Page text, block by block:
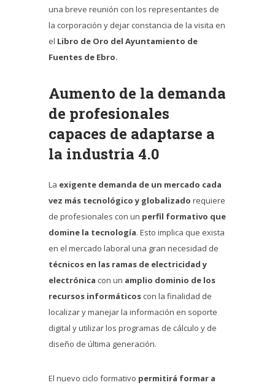
una breve reunión con los representantes de
la corporación y dejar constancia de la visita en
el Libro de Oro del Ayuntamiento de
Fuentes de Ebro.
Aumento de la demanda
de profesionales
capaces de adaptarse a
la industria 4.0
La exigente demanda de un mercado cada
vez más tecnológico y globalizado requiere
de profesionales con un perfil formativo que
domine la tecnología. Esto implica que exista
en el mercado laboral una gran necesidad de
técnicos en las ramas de electricidad y
electrónica con un amplio dominio de los
recursos informáticos con la finalidad de
localizar y manejar la información en soporte
digital y utilizar los programas de cálculo y de
diseño de última generación.
El nuevo ciclo formativo permitirá formar a